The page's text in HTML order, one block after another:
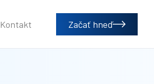
Kontakt Začať hneď